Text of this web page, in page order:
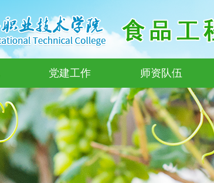
组织机构 学院荣誉
党建工作 师资队伍
实训室建设
学生事务